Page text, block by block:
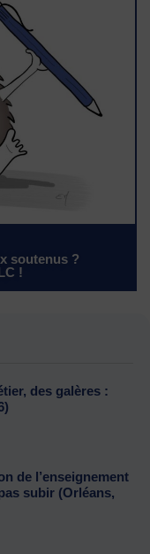
soutenus ?
!
des galères :
de l’enseignement
subir (Orléans,